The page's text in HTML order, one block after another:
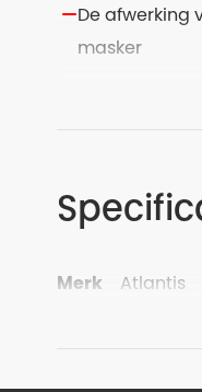
De afwerking
masker
Merk Atlantis